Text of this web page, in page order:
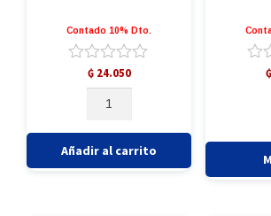
Contado 10% Dto.
Valorado
con
5
₲24.050
CARBURO
C1.PM.014
cantidad
Añadir al carrito
₲